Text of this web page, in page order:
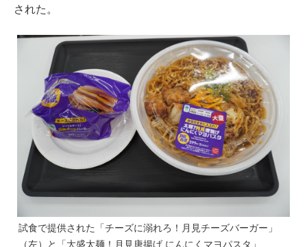
された。
試食で提供された「チーズに溺れろ！月見チーズバーガー」
（左）と「大盛太麺！月見唐揚げ にんにくマヨパスタ」